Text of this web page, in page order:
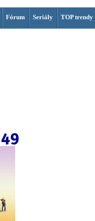
Fórum Seriály TOP trendy